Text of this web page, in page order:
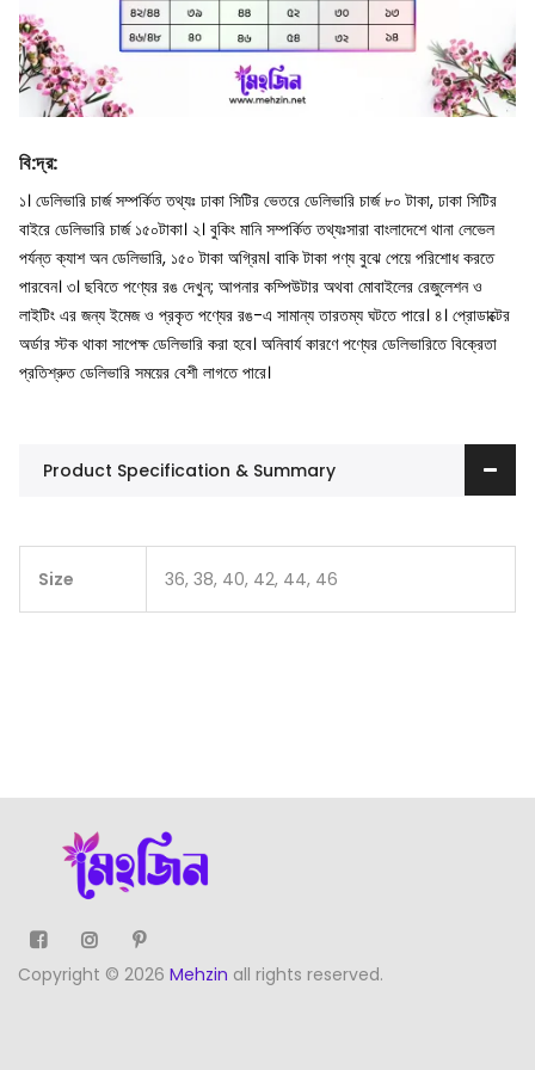
বি:দ্র:
১। ডেলিভারি চার্জ সম্পর্কিত তথ্যঃ ঢাকা সিটির ভেতরে ডেলিভারি চার্জ ৮০ টাকা, ঢাকা সিটির
বাইরে ডেলিভারি চার্জ ১৫০টাকা। ২। বুকিং মানি সম্পর্কিত তথ্যঃসারা বাংলাদেশে থানা লেভেল
পর্যন্ত ক্যাশ অন ডেলিভারি, ১৫০ টাকা অগ্রিম। বাকি টাকা পণ্য বুঝে পেয়ে পরিশোধ করতে
পারবেন। ৩। ছবিতে পণ্যের রঙ দেখুন; আপনার কম্পিউটার অথবা মোবাইলের রেজুলেশন ও
লাইটিং এর জন্য ইমেজ ও প্রকৃত পণ্যের রঙ-এ সামান্য তারতম্য ঘটতে পারে। ৪। প্রোডাক্টের
অর্ডার স্টক থাকা সাপেক্ষ ডেলিভারি করা হবে। অনিবার্য কারণে পণ্যের ডেলিভারিতে বিক্রেতা
প্রতিশ্রুত ডেলিভারি সময়ের বেশী লাগতে পারে।
Product Specification & Summary
Size 36, 38, 40, 42, 44, 46
Copyright © 2026 Mehzin all rights reserved.